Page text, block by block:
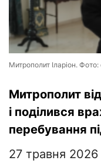
Митрополит Іларіон.
Митрополит
і поділився
перебування
27 травня 2026